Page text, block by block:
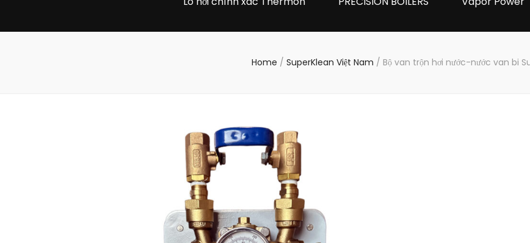
Home / SuperKlean Việt Nam / Bộ van trộn hơi nước-nước van bi